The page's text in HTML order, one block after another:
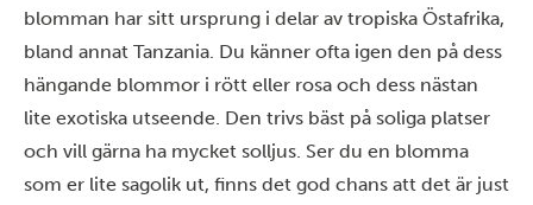
blomman har sitt ursprung i delar av tropiska Östafrika,
bland annat Tanzania. Du känner ofta igen den på dess
hängande blommor i rött eller rosa och dess nästan
lite exotiska utseende. Den trivs bäst på soliga platser
och vill gärna ha mycket solljus. Ser du en blomma
som er lite sagolik ut, finns det god chans att det är just